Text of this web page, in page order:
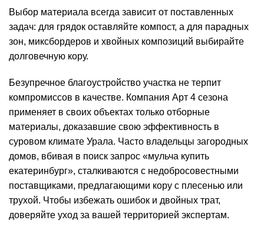
Выбор материала всегда зависит от поставленных
задач: для грядок оставляйте компост, а для парадных
зон, миксбордеров и хвойных композиций выбирайте
долговечную кору.
Безупречное благоустройство участка не терпит
компромиссов в качестве. Компания Арт 4 сезона
применяет в своих объектах только отборные
материалы, доказавшие свою эффективность в
суровом климате Урала. Часто владельцы загородных
домов, вбивая в поиск запрос «мульча купить
екатеринбург», сталкиваются с недобросовестными
поставщиками, предлагающими кору с плесенью или
трухой. Чтобы избежать ошибок и двойных трат,
доверяйте уход за вашей территорией экспертам.